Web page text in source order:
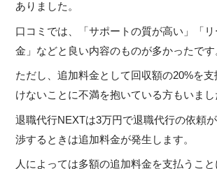
ありました。
口コミでは、「サポートの質が高い」「
金」などと良い内容のものが多かったです
ただし、追加料金として回収額の20%を
けないことに不満を抱いている方もいまし
退職代行NEXTは3万円で退職代行の依頼
渉するときは追加料金が発生します。
人によっては多額の追加料金を支払うこ